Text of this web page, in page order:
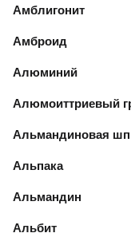
Амблигонит
Амброид
Алюминий
Алюмоиттриевый
Альмандиновая
Альпака
Альмандин
Альбит